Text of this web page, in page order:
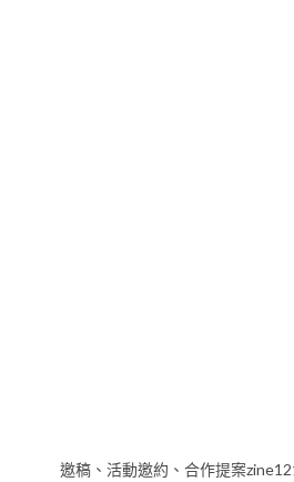
邀稿、活動邀約、合作提案